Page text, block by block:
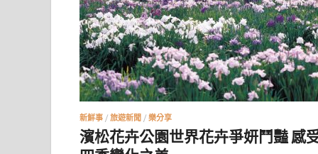
新鮮事 / 旅遊新聞 / 樂分享
濱松花卉公園世界花卉爭妍鬥豔 感